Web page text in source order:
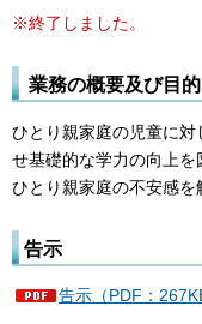
※終了しました。
業務の概要及び目的
ひとり親家庭の児童に対
せ基礎的な学力の向上
ひとり親家庭の不安感を
告示
告示（PDF：